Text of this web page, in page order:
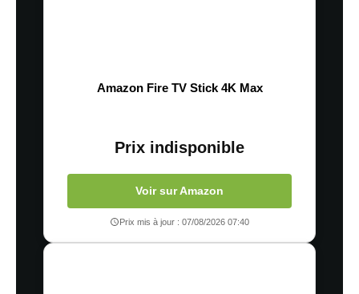
Amazon Fire TV Stick 4K Max
Prix indisponible
Voir sur Amazon
Prix mis à jour : 07/08/2026 07:40